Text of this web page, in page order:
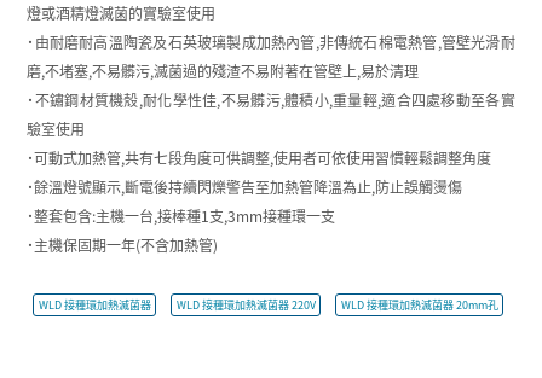
燈或酒精燈滅菌的實驗室使用
˙由耐磨耐高溫陶瓷及石英玻璃製成加熱內管,非傳統石棉電熱管,管壁光滑耐
磨,不堵塞,不易髒污,滅菌過的殘渣不易附著在管壁上,易於清理
˙不鏽鋼材質機殼,耐化學性佳,不易髒污,體積小,重量輕,適合四處移動至各實
驗室使用
˙可動式加熱管,共有七段角度可供調整,使用者可依使用習慣輕鬆調整角度
˙餘溫燈號顯示,斷電後持續閃爍警告至加熱管降溫為止,防止誤觸燙傷
˙整套包含:主機一台,接棒種1支,3mm接種環一支
˙主機保固期一年(不含加熱管)
WLD 接種環加熱滅菌器 WLD 接種環加熱滅菌器 220V WLD 接種環加熱滅菌器 20mm孔